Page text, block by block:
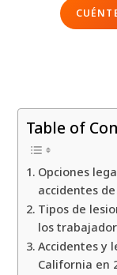
Table of
Opciones
accidentes
Tipos de
los
Accidentes y
California en